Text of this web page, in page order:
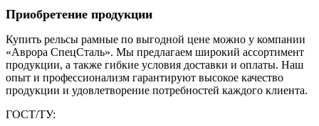
Приобретение продукции
Купить рельсы рамные по выгодной цене можно у компании
«Аврора СпецСталь». Мы предлагаем широкий ассортимент
продукции, а также гибкие условия доставки и оплаты. Наш
опыт и профессионализм гарантируют высокое качество
продукции и удовлетворение потребностей каждого клиента.
ГОСТ/ТУ: